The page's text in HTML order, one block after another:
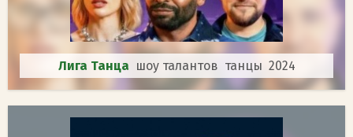
Лига Танца шоу талантов танцы 2024